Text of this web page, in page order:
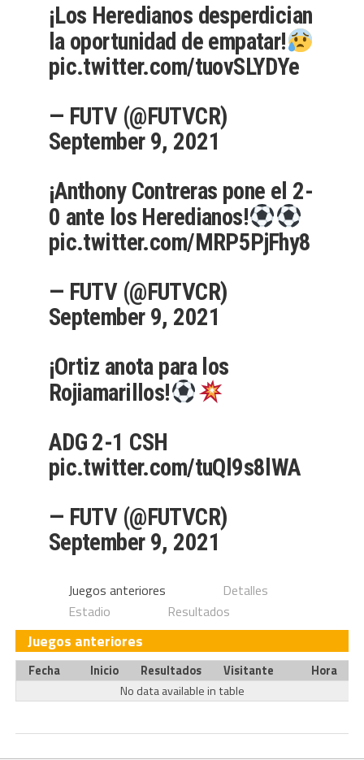
¡Los Heredianos desperdician
la oportunidad de empatar!
pic.twitter.com/tuovSLYDYe
— FUTV (@FUTVCR)
September 9, 2021
¡Anthony Contreras pone el 2-
0 ante los Heredianos!
pic.twitter.com/MRP5PjFhy8
— FUTV (@FUTVCR)
September 9, 2021
¡Ortiz anota para los
Rojiamarillos!
ADG 2-1 CSH
pic.twitter.com/tuQl9s8lWA
— FUTV (@FUTVCR)
September 9, 2021
Juegos anteriores
Detalles
Estadio
Resultados
Juegos anteriores
Fecha Inicio Resultados Visitante
Hora
No data available in table